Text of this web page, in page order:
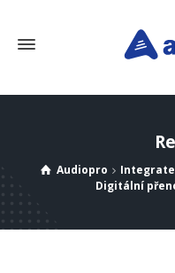
Audiopro
Digitální